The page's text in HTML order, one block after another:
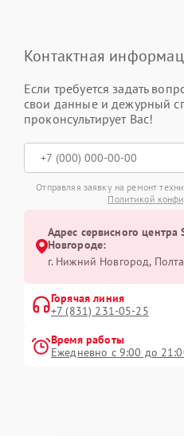
Контактная
Если требуется задать
свои данные и дежурный
проконсультирует Вас!
Отправляя заявку на ремонт
Политикой
Адрес сервисного
Новгороде:
г. Нижний Новгород,
Горячая линия
+7 (831) 231-05-25
Время работы
Ежедневно с 9:00 до